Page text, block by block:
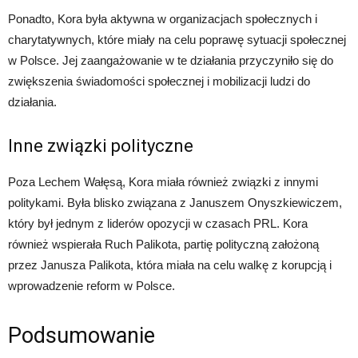
Ponadto, Kora była aktywna w organizacjach społecznych i
charytatywnych, które miały na celu poprawę sytuacji społecznej
w Polsce. Jej zaangażowanie w te działania przyczyniło się do
zwiększenia świadomości społecznej i mobilizacji ludzi do
działania.
Inne związki polityczne
Poza Lechem Wałęsą, Kora miała również związki z innymi
politykami. Była blisko związana z Januszem Onyszkiewiczem,
który był jednym z liderów opozycji w czasach PRL. Kora
również wspierała Ruch Palikota, partię polityczną założoną
przez Janusza Palikota, która miała na celu walkę z korupcją i
wprowadzenie reform w Polsce.
Podsumowanie